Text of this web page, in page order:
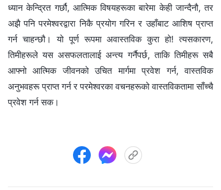
ध्यान केन्द्रित गर्छौ, आत्मिक विषयहरूका बारेमा केही जान्दैनौ, तर
अझै पनि परमेश्‍वरद्वारा निकै प्रयोग गरिन र उहाँबाट आशिष प्राप्त
गर्न चाहन्छौ। यो पूर्ण रूपमा अवास्तविक कुरा हो! त्यसकारण,
तिमीहरूले यस असफलतालाई अन्त्य गर्नैपर्छ, ताकि तिमीहरू सबै
आफ्नो आत्मिक जीवनको उचित मार्गमा प्रवेश गर्न, वास्तविक
अनुभवहरू प्राप्त गर्न र परमेश्‍वरका वचनहरूको वास्तविकतामा साँच्चै
प्रवेश गर्न सक।